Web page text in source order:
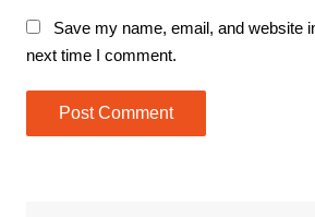
Save my name, email, and website
next time I comment.